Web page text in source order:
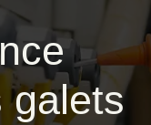
galets